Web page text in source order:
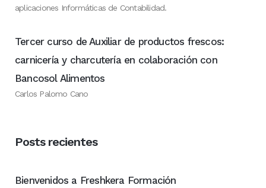
aplicaciones Informáticas de Contabilidad.
Tercer curso de Auxiliar de productos frescos:
carnicería y charcutería en colaboración con
Bancosol Alimentos
Carlos Palomo Cano
Posts recientes
Bienvenidos a Freshkera Formación